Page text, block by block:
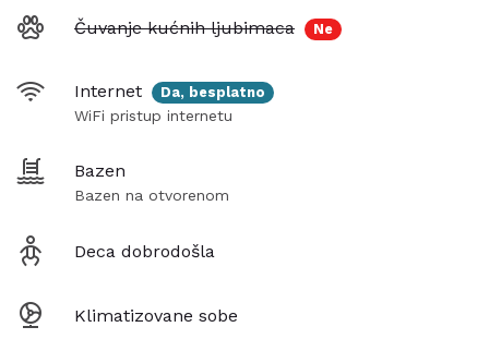
Čuvanje kućnih ljubimaca Ne
Internet Da, besplatno
WiFi pristup internetu
Bazen
Bazen na otvorenom
Deca dobrodošla
Klimatizovane sobe